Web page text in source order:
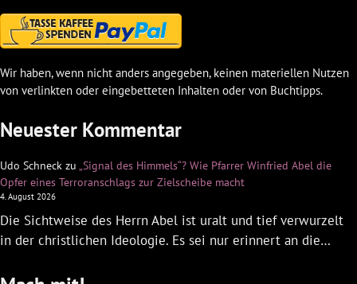
Wir haben, wenn nicht anders angegeben, keinen materiellen Nutzen
von verlinkten oder eingebetteten Inhalten oder von Buchtipps.
Neuester Kommentar
Udo Schneck zu „Signal des Himmels“? Wie Pfarrer Winfried Abel die
Opfer eines Terroranschlags zur Zielscheibe macht
4. August 2026
Die Sichtweise des Herrn Abel ist uralt und tief verwurzelt
in der christlichen Ideologie. Es sei nur erinnert an die…